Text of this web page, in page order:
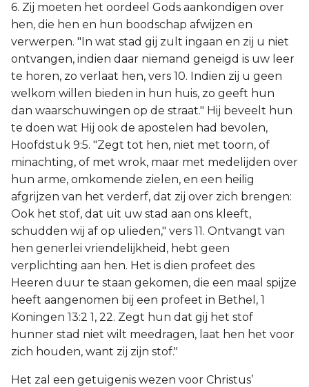
6. Zij moeten het oordeel Gods aankondigen over
hen, die hen en hun boodschap afwijzen en
verwerpen. "In wat stad gij zult ingaan en zij u niet
ontvangen, indien daar niemand geneigd is uw leer
te horen, zo verlaat hen, vers 10. Indien zij u geen
welkom willen bieden in hun huis, zo geeft hun
dan waarschuwingen op de straat." Hij beveelt hun
te doen wat Hij ook de apostelen had bevolen,
Hoofdstuk 9:5. "Zegt tot hen, niet met toorn, of
minachting, of met wrok, maar met medelijden over
hun arme, omkomende zielen, en een heilig
afgrijzen van het verderf, dat zij over zich brengen:
Ook het stof, dat uit uw stad aan ons kleeft,
schudden wij af op ulieden," vers 11. Ontvangt van
hen generlei vriendelijkheid, hebt geen
verplichting aan hen. Het is dien profeet des
Heeren duur te staan gekomen, die een maal spijze
heeft aangenomen bij een profeet in Bethel, 1
Koningen 13:2 1, 22. Zegt hun dat gij het stof
hunner stad niet wilt meedragen, laat hen het voor
zich houden, want zij zijn stof."
Het zal een getuigenis wezen voor Christus’